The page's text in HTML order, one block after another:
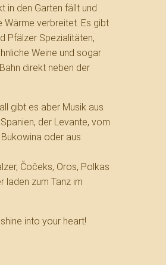
in den Garten fällt und
Wärme verbreitet. Es gibt
Pfälzer Spezialitäten,
Weine und sogar
direkt neben der
gibt es aber Musik aus
der Levante, vom
oder aus
Čočeks, Oros, Polkas
laden zum Tanz im
into your heart!